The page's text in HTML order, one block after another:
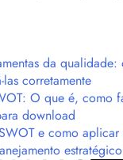
da qualidade:
las corretamente
O que é, como
download
e como aplicar
estratégico